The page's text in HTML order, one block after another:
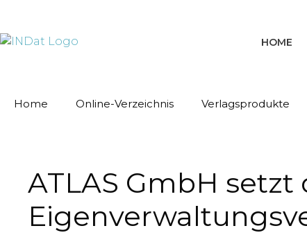
HOME
Home Online-Verzeichnis Verlagsprodukte
ATLAS GmbH